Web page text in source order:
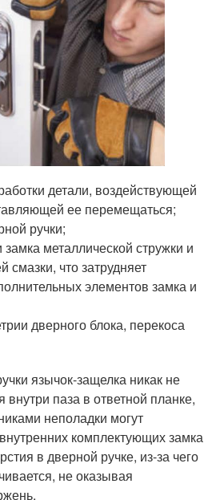
детали, воздействующей
ее перемещаться;
ручки;
металлической стружки и
смазки, что затрудняет
элементов замка и
дверного блока, перекоса
язычок-защелка никак не
внутри паза в ответной планке,
неполадки могут
комплектующих замка
в дверной ручке, из-за чего
не оказывая